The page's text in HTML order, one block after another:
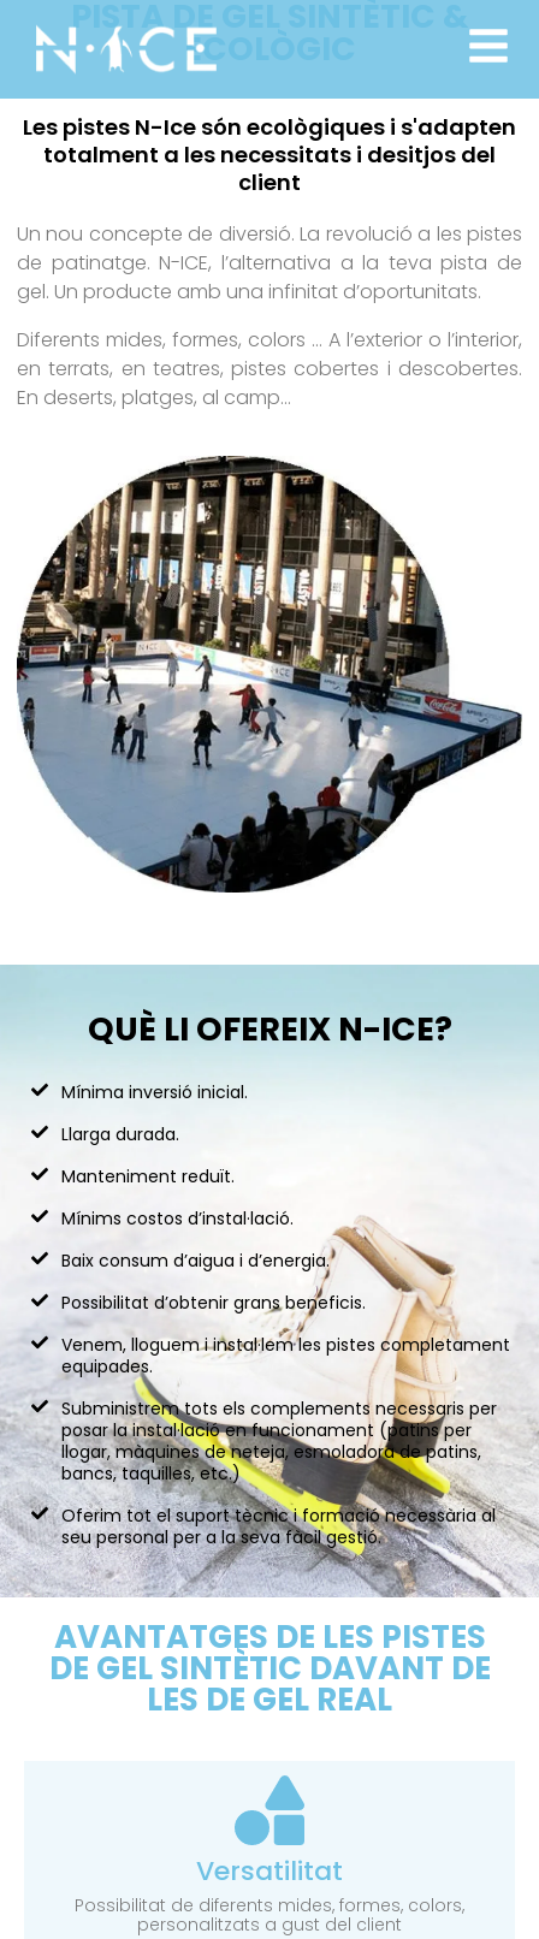
PISTA DE GEL SINTÈTIC &
ECOLÒGIC
Les pistes N-Ice són ecològiques i s'adapten
totalment a les necessitats i desitjos del
client
Un nou concepte de diversió. La revolució a les pistes
de patinatge. N-ICE, l’alternativa a la teva pista de
gel. Un producte amb una infinitat d’oportunitats.
Diferents mides, formes, colors … A l’exterior o l’interior,
en terrats, en teatres, pistes cobertes i descobertes.
En deserts, platges, al camp…
QUÈ LI OFEREIX N-ICE?
Mínima inversió inicial.
Llarga durada.
Manteniment reduït.
Mínims costos d’instal·lació.
Baix consum d’aigua i d’energia.
Possibilitat d’obtenir grans beneficis.
Venem, lloguem i instal·lem les pistes completament
equipades.
Subministrem tots els complements necessaris per
posar la instal·lació en funcionament (patins per
llogar, màquines de neteja, esmoladora de patins,
bancs, taquilles, etc.)
Oferim tot el suport tècnic i formació necessària al
seu personal per a la seva fàcil gestió.
AVANTATGES DE LES PISTES
DE GEL SINTÈTIC DAVANT DE
LES DE GEL REAL
Versatilitat
Possibilitat de diferents mides, formes, colors,
personalitzats a gust del client